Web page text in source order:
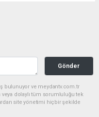
Gönder
bulunuyor ve meydantv.com.tr
veya dolaylı tüm sorumluluğu tek
site yönetimi hiçbir şekilde